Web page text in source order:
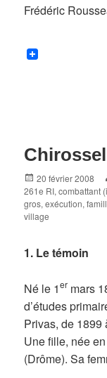
Frédéric
Posted
on
20 février 2008
261e RI,combattant
gros,exécution,
village
1. Le témoin
Né le 1er mars
d’études
Privas, de 1899
Une fille, née
(Drôme). Sa